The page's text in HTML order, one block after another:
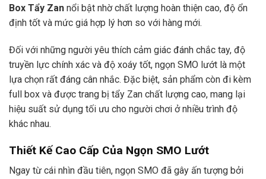
Box Tẩy Zan nổi bật nhờ chất lượng hoàn thiện cao, độ ổn
định tốt và mức giá hợp lý hơn so với hàng mới.
Đối với những người yêu thích cảm giác đánh chắc tay, độ
truyền lực chính xác và độ xoáy tốt, ngọn SMO lướt là một
lựa chọn rất đáng cân nhắc. Đặc biệt, sản phẩm còn đi kèm
full box và được trang bị tẩy Zan chất lượng cao, mang lại
hiệu suất sử dụng tối ưu cho người chơi ở nhiều trình độ
khác nhau.
Thiết Kế Cao Cấp Của Ngọn SMO Lướt
Ngay từ cái nhìn đầu tiên, ngọn SMO đã gây ấn tượng bởi